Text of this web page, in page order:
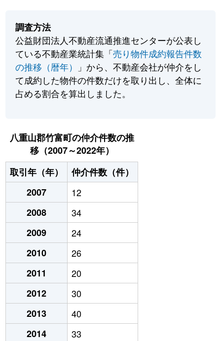
調査方法
公益財団法人不動産流通推進センターが公表し
ている不動産業統計集「売り物件成約報告件数
の推移（暦年）
」から、不動産会社が仲介をし
て成約した物件の件数だけを取り出し、全体に
占める割合を算出しました。
八重山郡竹富町の仲介件数の推
移（2007～2022年）
取引年（年）
仲介件数（件）
2007
12
2008
34
2009
24
2010
26
2011
20
2012
30
2013
40
2014
33